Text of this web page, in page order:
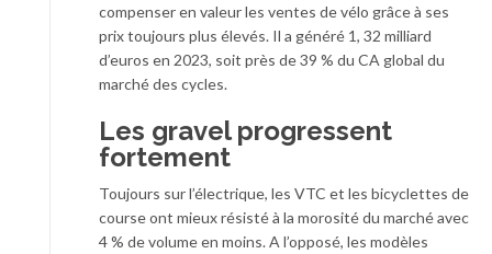
compenser en valeur les ventes de vélo grâce à ses
prix toujours plus élevés. Il a généré 1, 32 milliard
d’euros en 2023, soit près de 39 % du CA global du
marché des cycles.
Les gravel progressent
fortement
Toujours sur l’électrique, les VTC et les bicyclettes de
course ont mieux résisté à la morosité du marché avec
4 % de volume en moins. A l’opposé, les modèles